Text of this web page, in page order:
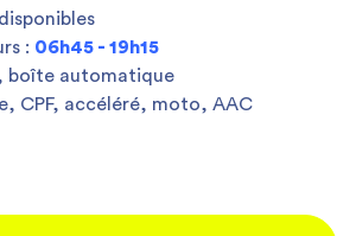
disponibles
: 06h45 - 19h15
boîte automatique
CPF, accéléré, moto, AAC